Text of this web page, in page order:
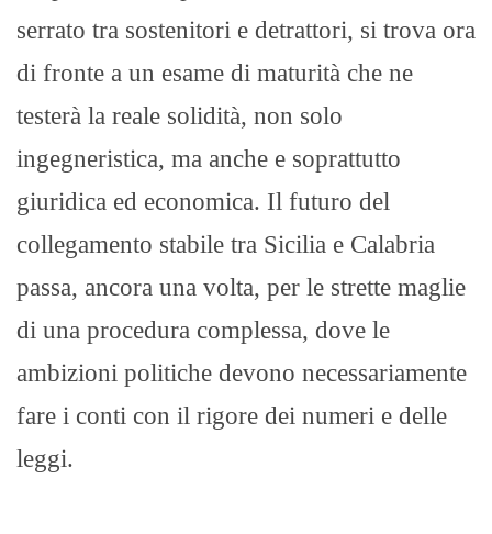
serrato tra sostenitori e detrattori, si trova ora
di fronte a un esame di maturità che ne
testerà la reale solidità, non solo
ingegneristica, ma anche e soprattutto
giuridica ed economica. Il futuro del
collegamento stabile tra Sicilia e Calabria
passa, ancora una volta, per le strette maglie
di una procedura complessa, dove le
ambizioni politiche devono necessariamente
fare i conti con il rigore dei numeri e delle
leggi.